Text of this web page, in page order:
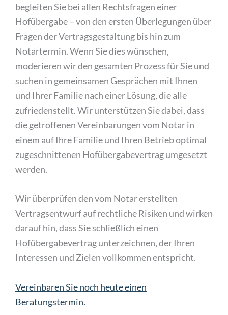
begleiten Sie bei allen Rechtsfragen einer
Hofübergabe – von den ersten Überlegungen über
Fragen der Vertragsgestaltung bis hin zum
Notartermin. Wenn Sie dies wünschen,
moderieren wir den gesamten Prozess für Sie und
suchen in gemeinsamen Gesprächen mit Ihnen
und Ihrer Familie nach einer Lösung, die alle
zufriedenstellt. Wir unterstützen Sie dabei, dass
die getroffenen Vereinbarungen vom Notar in
einem auf Ihre Familie und Ihren Betrieb optimal
zugeschnittenen Hofübergabevertrag umgesetzt
werden.
Wir überprüfen den vom Notar erstellten
Vertragsentwurf auf rechtliche Risiken und wirken
darauf hin, dass Sie schließlich einen
Hofübergabevertrag unterzeichnen, der Ihren
Interessen und Zielen vollkommen entspricht.
Vereinbaren Sie noch heute einen
Beratungstermin.